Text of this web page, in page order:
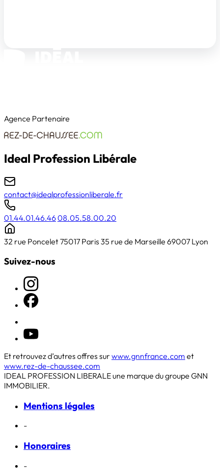
Agence Partenaire
Ideal Profession Libérale
contact@idealprofessionliberale.fr
01.44.01.46.4608.05.58.00.20
32 rue Poncelet 75017 Paris 35 rue de Marseille 69007 Lyon
Suivez-nous
Et retrouvez d’autres offres sur www.gnnfrance.com et
www.rez-de-chaussee.com
IDEAL PROFESSION LIBERALE une marque du groupe GNN
IMMOBILIER.
Mentions légales
-
Honoraires
-